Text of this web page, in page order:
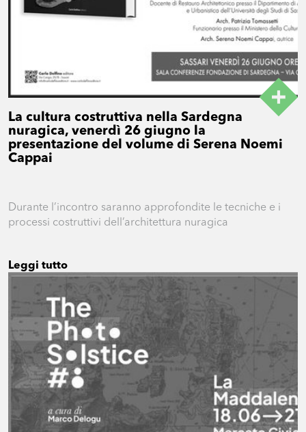
La cultura costruttiva nella Sardegna
nuragica, venerdì 26 giugno la
presentazione del volume di Serena Noemi
Cappai
Durante l’incontro saranno approfondite le tecniche e i
processi costruttivi dell’architettura nuragica
Leggi tutto